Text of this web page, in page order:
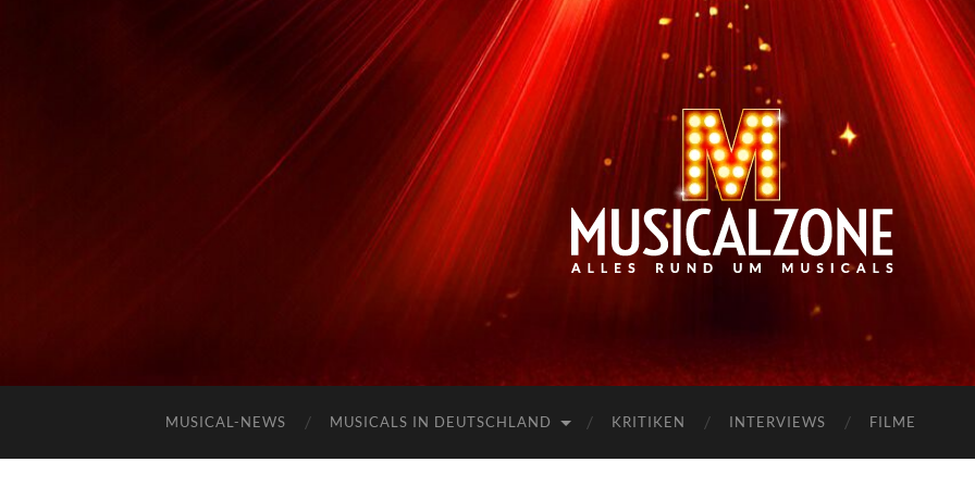
MUSICAL-NEWS MUSICALS IN DEUTSCHLAND KRITIKEN INTERVIEWS FILME